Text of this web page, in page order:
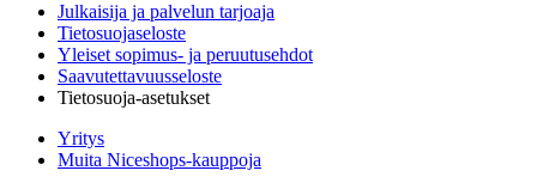
Julkaisija ja palvelun tarjoaja
Tietosuojaseloste
Yleiset sopimus- ja peruutusehdot
Saavutettavuusseloste
Tietosuoja-asetukset
Yritys
Muita Niceshops-kauppoja